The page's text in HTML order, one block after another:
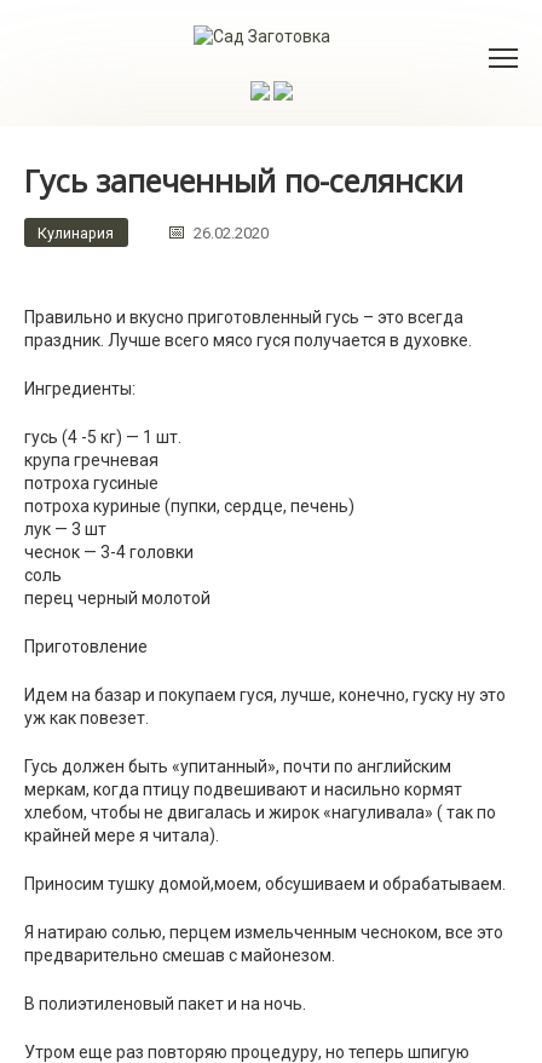
Гусь запеченный по-селянски
Кулинария 26.02.2020
Правильно и вкусно приготовленный гусь – это всегда
праздник. Лучше всего мясо гуся получается в духовке.
Ингредиенты:
гусь (4 -5 кг) — 1 шт.
крупа гречневая
потроха гусиные
потроха куриные (пупки, сердце, печень)
лук — 3 шт
чеснок — 3-4 головки
соль
перец черный молотой
Приготовление
Идем на базар и покупаем гуся, лучше, конечно, гуску ну это
уж как повезет.
Гусь должен быть «упитанный», почти по английским
меркам, когда птицу подвешивают и насильно кормят
хлебом, чтобы не двигалась и жирок «нагуливала» ( так по
крайней мере я читала).
Приносим тушку домой,моем, обсушиваем и обрабатываем.
Я натираю солью, перцем измельченным чесноком, все это
предварительно смешав с майонезом.
В полиэтиленовый пакет и на ночь.
Утром еще раз повторяю процедуру, но теперь шпигую